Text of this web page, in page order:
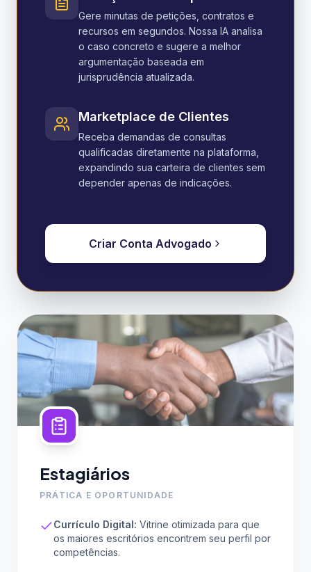
Gere minutas de petições, contratos e
recursos em segundos. Nossa IA analisa
o caso concreto e sugere a melhor
argumentação baseada em
jurisprudência atualizada.
Marketplace de Clientes
Receba demandas de consultas
qualificadas diretamente na plataforma,
expandindo sua carteira de clientes sem
depender apenas de indicações.
Criar Conta Advogado
Estagiários
PRÁTICA E OPORTUNIDADE
Currículo Digital: Vitrine otimizada para que
os maiores escritórios encontrem seu perfil por
competências.